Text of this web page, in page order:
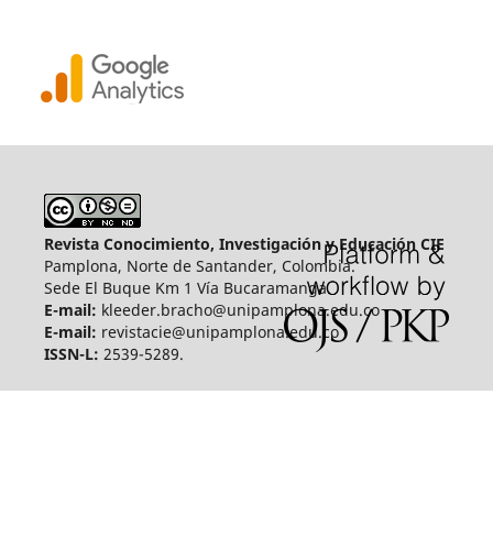
Revista Conocimiento, Investigación y Educación CIE
Pamplona, Norte de Santander, Colombia.
Sede El Buque Km 1 Vía Bucaramanga.
E-mail: kleeder.bracho@unipamplona.edu.co
E-mail: revistacie@unipamplona.edu.co
ISSN-L: 2539-5289.